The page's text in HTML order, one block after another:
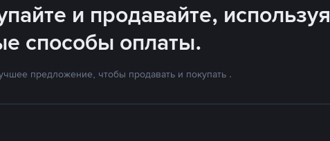
и продавайте, используя
способы оплаты.
предложение, чтобы продавать и покупать .